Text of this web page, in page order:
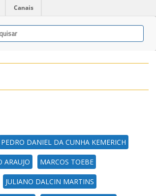
Canais
PEDRO DANIEL DA CUNHA KEMERICH
ARAUJO MARCOS TOEBE
JULIANO DALCIN MARTINS